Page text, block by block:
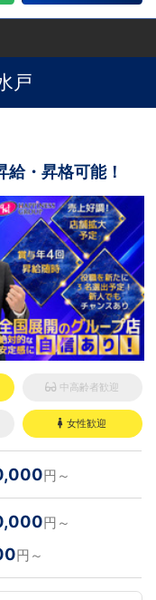
戸
・昇格可能！
中高齢者歓迎
女性歓迎
円～
円～
円～